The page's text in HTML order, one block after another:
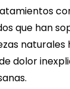
que han
dolor